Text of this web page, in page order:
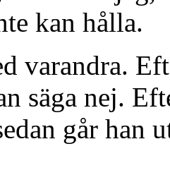
kan hålla.
varandra.
säga nej.
går han